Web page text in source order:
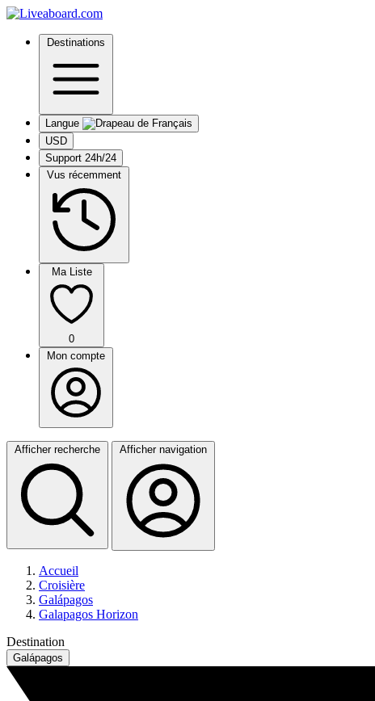
Destinations
Langue
USD
Support 24h/24
Vus récemment
Ma Liste
0
Mon compte
Afficher recherche Afficher navigation
Accueil
Croisière
Galápagos
Galapagos Horizon
Destination
Galápagos